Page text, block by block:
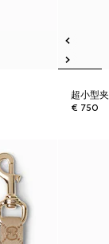
超小型
€ 750